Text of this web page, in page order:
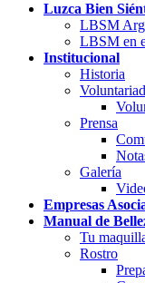
Luzca Bien
LBSM
LBSM en
Institucional
Historia
Prensa
Galería
Empresas
Manual de
Tu
Rostro